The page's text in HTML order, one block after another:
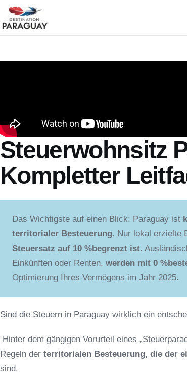
Steuerwohnsitz
Kompletter
Das Wichtigste auf einen Blick: Paraguay ist
territorialer Besteuerung. Nur lokal erzielte
Steuersatz auf 10 %begrenzt ist.
Einkünften oder Renten, werden mit 0 %
Optimierung Ihres Vermögens im Jahr 2025.
Sind die Steuern in Paraguay wirklich ein
Hinter dem gängigen Vorurteil eines
Regeln der territorialen Besteuerung, die der
sind.